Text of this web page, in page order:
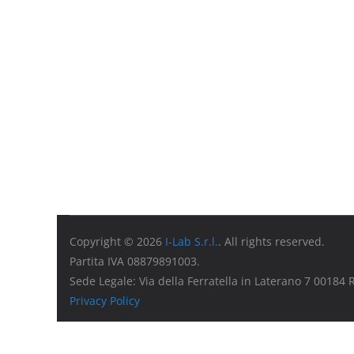
Copyright © 2026 I-Lab S.r.l.. All rights reserved.
Partita IVA 08879891003.
Sede Legale: Via della Ferratella in Laterano 7 00184
Privacy Policy